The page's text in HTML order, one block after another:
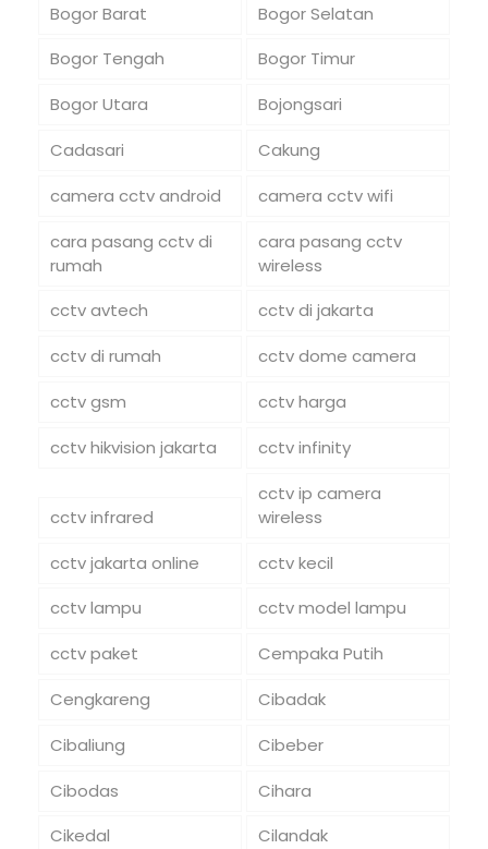
Bogor Barat
Bogor Selatan
Bogor Tengah
Bogor Timur
Bogor Utara
Bojongsari
Cadasari
Cakung
camera cctv android
camera cctv wifi
cara pasang cctv di
rumah
cara pasang cctv
wireless
cctv avtech
cctv di jakarta
cctv di rumah
cctv dome camera
cctv gsm
cctv harga
cctv hikvision jakarta
cctv infinity
cctv infrared
cctv ip camera
wireless
cctv jakarta online
cctv kecil
cctv lampu
cctv model lampu
cctv paket
Cempaka Putih
Cengkareng
Cibadak
Cibaliung
Cibeber
Cibodas
Cihara
Cikedal
Cilandak